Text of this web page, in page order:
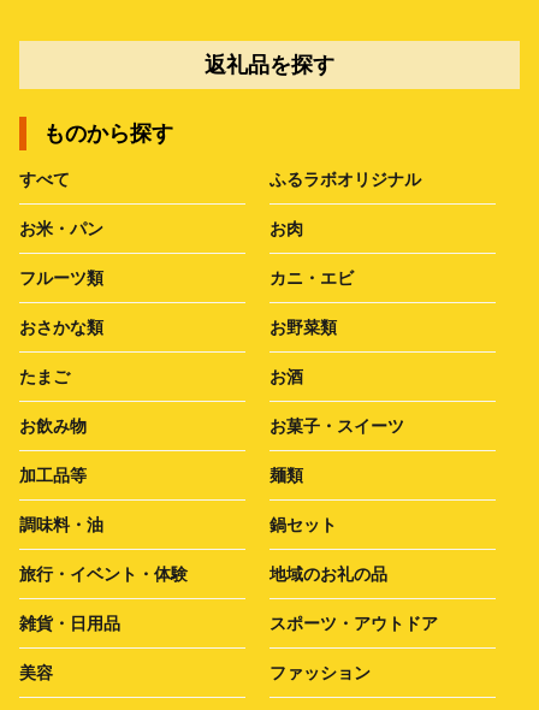
返礼品を探す
ものから探す
すべて ふるラボオリジナル
お米・パン お肉
フルーツ類 カニ・エビ
おさかな類 お野菜類
たまご お酒
お飲み物 お菓子・スイーツ
加工品等 麺類
調味料・油 鍋セット
旅行・イベント・体験 地域のお礼の品
雑貨・日用品 スポーツ・アウトドア
美容 ファッション